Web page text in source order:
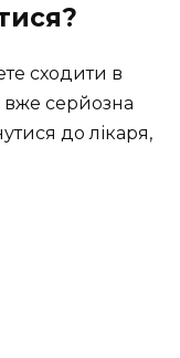
сходити в
вже серйозна
до лікаря,